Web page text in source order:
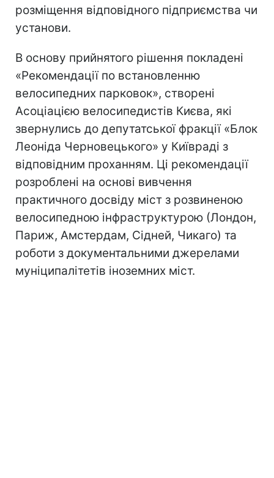
розміщення відповідного підприємства чи
установи.
В основу прийнятого рішення покладені
«Рекомендації по встановленню
велосипедних парковок», створені
Асоціацією велосипедистів Києва, які
звернулись до депутатської фракції «Блок
Леоніда Черновецького» у Київраді з
відповідним проханням. Ці рекомендації
розроблені на основі вивчення
практичного досвіду міст з розвиненою
велосипедною інфраструктурою (Лондон,
Париж, Амстердам, Сідней, Чикаго) та
роботи з документальними джерелами
муніципалітетів іноземних міст.